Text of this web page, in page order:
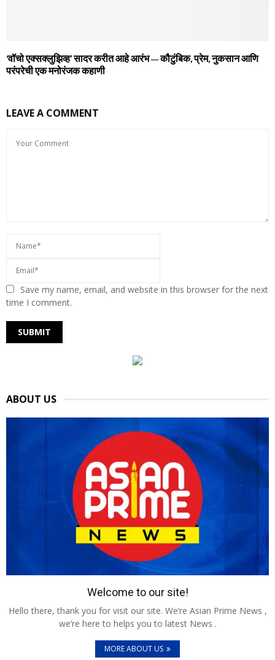
‘वॉचो एक्सक्लुझिव्ह’ सादर करीत आहे आरंभ – कौटुंबिक, प्रेम, नुकसान आणि
परंपरेची एक मनोरंजक कहाणी
LEAVE A COMMENT
Save my name, email, and website in this browser for the next
time I comment.
ABOUT US
Welcome to our site!
Hello there, thank you for visit our site. We’re Asian Prime News ,
we’re here to helps you to latest News .
MORE ABOUT US